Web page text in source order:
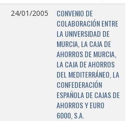
24/01/2005
CONVENIO DE
COLABORACIÓN ENTRE
LA UNIVERSIDAD DE
MURCIA, LA CAJA DE
AHORROS DE MURCIA,
LA CAJA DE AHORROS
DEL MEDITERRÁNEO, LA
CONFEDERACIÓN
ESPAÑOLA DE CAJAS DE
AHORROS Y EURO
6000, S.A.